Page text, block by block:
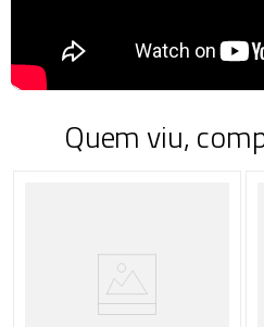
Quem viu,